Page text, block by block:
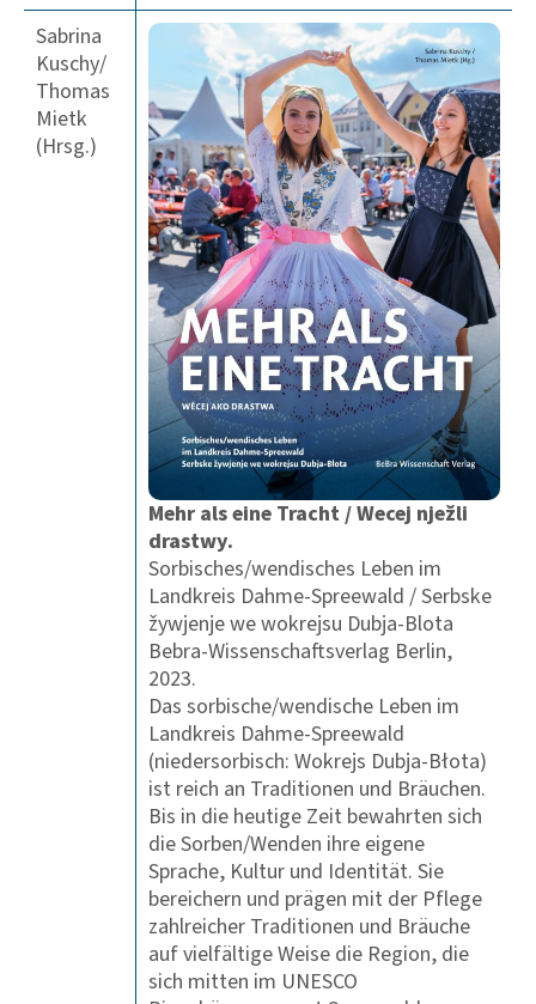
Sabrina
Kuschy/
Thomas
Mietk
(Hrsg.)
Mehr als eine Tracht / Wecej nježli
drastwy.
Sorbisches/wendisches Leben im
Landkreis Dahme-Spreewald / Serbske
žywjenje we wokrejsu Dubja-Blota
Bebra-Wissenschaftsverlag Berlin,
2023.
Das sorbische/wendische Leben im
Landkreis Dahme-Spreewald
(niedersorbisch: Wokrejs Dubja-Błota)
ist reich an Traditionen und Bräuchen.
Bis in die heutige Zeit bewahrten sich
die Sorben/Wenden ihre eigene
Sprache, Kultur und Identität. Sie
bereichern und prägen mit der Pflege
zahlreicher Traditionen und Bräuche
auf vielfältige Weise die Region, die
sich mitten im UNESCO